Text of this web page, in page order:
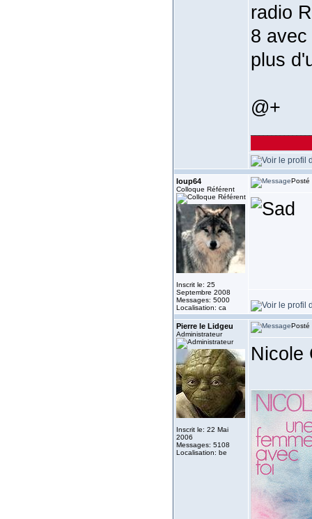
radio
8
plus
@+
loup64
Colloque Référent
Inscrit le: 25
Septembre 2008
Messages: 5000
Localisation: ca
Posté
Pierre le Lidgeu
Administrateur
Inscrit le: 22 Mai
2006
Messages: 5108
Localisation: be
Posté
Nicole